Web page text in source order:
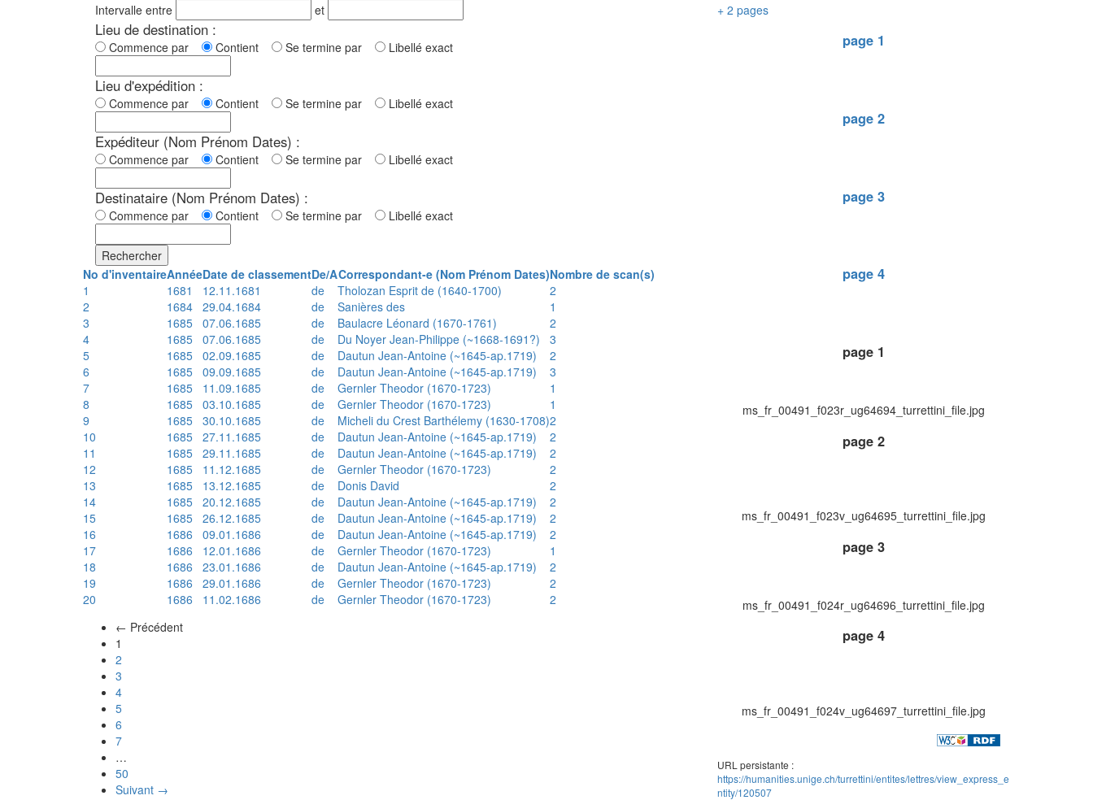
Intervalle entre et
Lieu de destination :
Commence par Contient Se termine par Libellé exact
Lieu d'expédition :
Commence par Contient Se termine par Libellé exact
Expéditeur (Nom Prénom Dates) :
Commence par Contient Se termine par Libellé exact
Destinataire (Nom Prénom Dates) :
Commence par Contient Se termine par Libellé exact
Rechercher
No d'inventaireAnnéeDate de classementDe/ACorrespondant-e (Nom Prénom Dates)Nombre de scan(s)
1
1681 12.11.1681 de Tholozan Esprit de (1640-1700)
2
2
1684 29.04.1684 de Sanières des
1
3
1685 07.06.1685 de Baulacre Léonard (1670-1761)
2
4
1685 07.06.1685 de Du Noyer Jean-Philippe (~1668-1691?)
3
5
1685 02.09.1685 de Dautun Jean-Antoine (~1645-ap.1719)
2
6
1685 09.09.1685 de Dautun Jean-Antoine (~1645-ap.1719)
3
7
1685 11.09.1685 de Gernler Theodor (1670-1723)
1
8
1685 03.10.1685 de Gernler Theodor (1670-1723)
1
9
1685 30.10.1685 de Micheli du Crest Barthélemy (1630-1708)2
10
1685 27.11.1685 de Dautun Jean-Antoine (~1645-ap.1719)
2
11
1685 29.11.1685 de Dautun Jean-Antoine (~1645-ap.1719)
2
12
1685 11.12.1685 de Gernler Theodor (1670-1723)
2
13
1685 13.12.1685 de Donis David
2
14
1685 20.12.1685 de Dautun Jean-Antoine (~1645-ap.1719)
2
15
1685 26.12.1685 de Dautun Jean-Antoine (~1645-ap.1719)
2
16
1686 09.01.1686 de Dautun Jean-Antoine (~1645-ap.1719)
2
17
1686 12.01.1686 de Gernler Theodor (1670-1723)
1
18
1686 23.01.1686 de Dautun Jean-Antoine (~1645-ap.1719)
2
19
1686 29.01.1686 de Gernler Theodor (1670-1723)
2
20
1686 11.02.1686 de Gernler Theodor (1670-1723)
2
← Précédent
1
2
3
4
5
6
7
…
50
Suivant →
+ 2 pages
page 1
page 2
page 3
page 4
page 1
ms_fr_00491_f023r_ug64694_turrettini_file.jpg
page 2
ms_fr_00491_f023v_ug64695_turrettini_file.jpg
page 3
ms_fr_00491_f024r_ug64696_turrettini_file.jpg
page 4
ms_fr_00491_f024v_ug64697_turrettini_file.jpg
URL persistante :
https://humanities.unige.ch/turrettini/entites/lettres/view_express_e
ntity/120507